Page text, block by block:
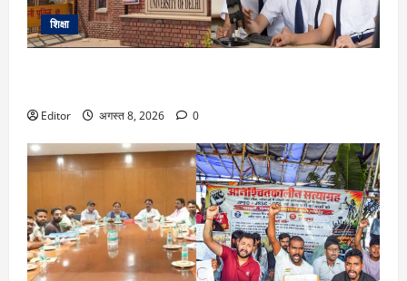
शिक्षा
Editor अगस्त 8, 2026 0